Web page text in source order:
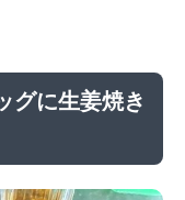
グに生姜焼き